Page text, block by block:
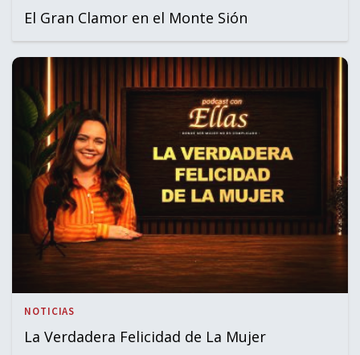
El Gran Clamor en el Monte Sión
NOTICIAS
La Verdadera Felicidad de La Mujer